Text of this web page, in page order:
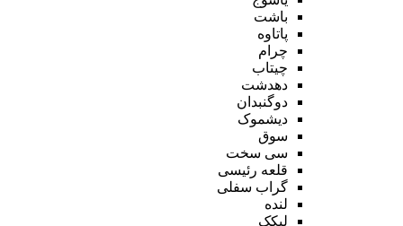
باشت
پاتاوه
چرام
چیتاب
دهدشت
دوگنبدان
دیشموک
سوق
سی سخت
قلعه رئیسی
گراب سفلی
لنده
لیکک